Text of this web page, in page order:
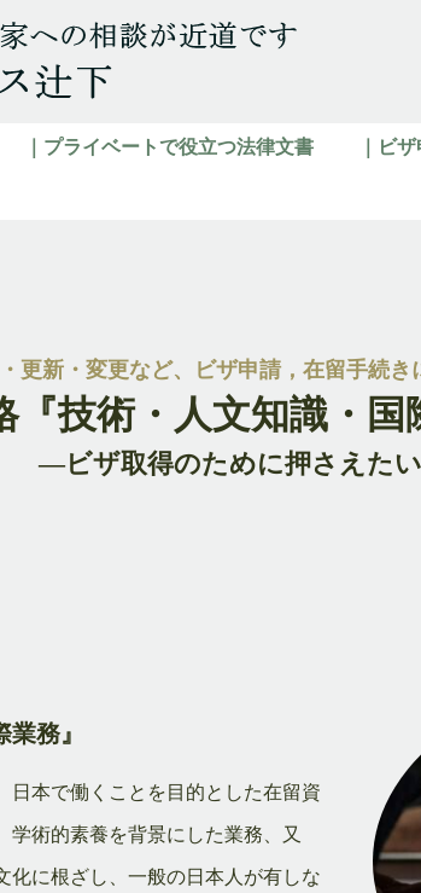
｜プライベートで役立つ法律文書 ｜ビ
更新・変更など、ビザ申請，在留手続
『技術・人文知識・国
―ビザ取得のために押さえた
務』
日本で働くことを目的とした在留資
術的素養を背景にした業務、又
化に根ざし、一般の日本人が有しな